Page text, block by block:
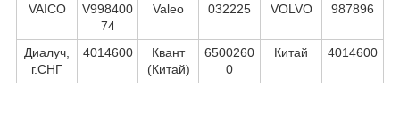
VAICO
V998400
74
Valeo 032225 VOLVO 987896
Диалуч,
г.СНГ
4014600
Квант
(Китай)
6500260
0
Китай 4014600